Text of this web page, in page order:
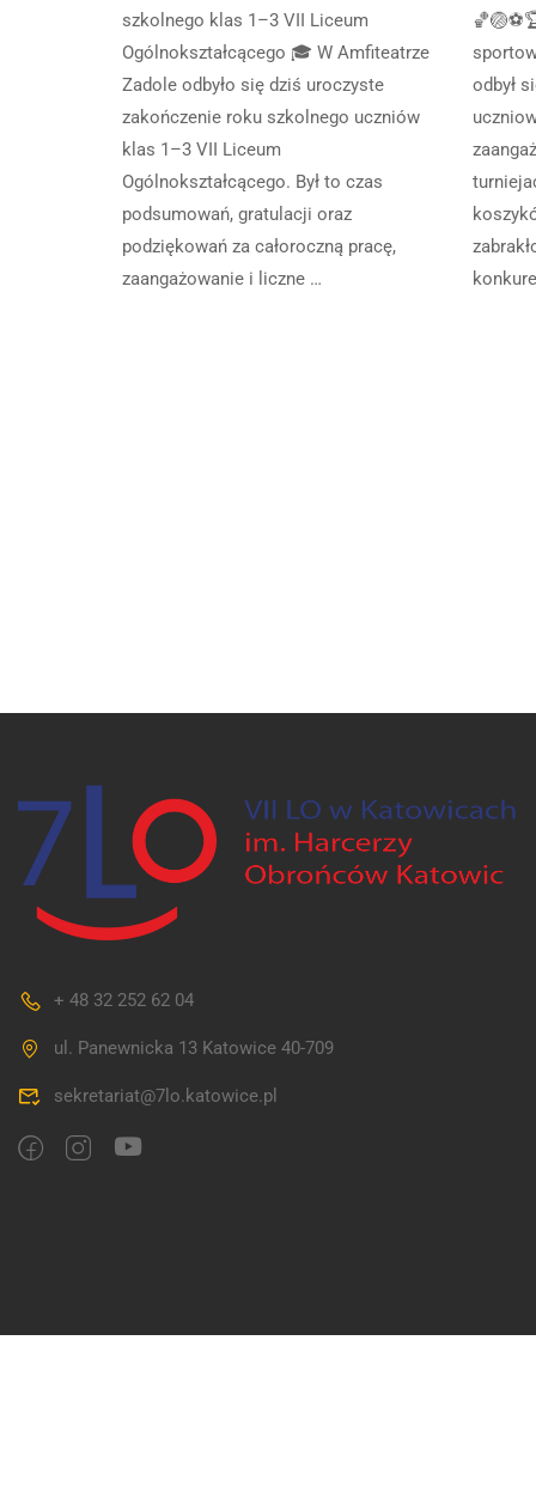
szkolnego klas 1–3 VII Liceum
Ogólnokształcącego 🎓 W Amfiteatrze
Zadole odbyło się dziś uroczyste
zakończenie roku szkolnego uczniów
klas 1–3 VII Liceum
Ogólnokształcącego. Był to czas
podsumowań, gratulacji oraz
podziękowań za całoroczną pracę,
zaangażowanie i liczne …
odbył
+ 48 32 252 62 04
ul. Panewnicka 13 Katowice 40-709
sekretariat@7lo.katowice.pl